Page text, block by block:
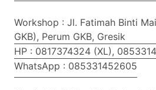
Workshop : Jl. Fatimah Binti
GKB), Perum GKB, Gresik
HP : 0817374324 (XL),
WhatsApp : 085331452605